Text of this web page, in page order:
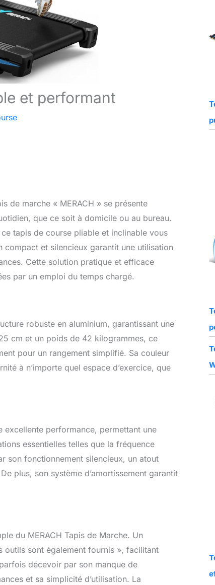
et performant
de marche « MERACH » se présente
que ce soit à domicile ou au bureau.
ce tapis de course pliable et inclinable vous
compact et silencieux garantit une utilisation
Cette solution pratique et efficace
par un emploi du temps chargé.
robuste en aluminium, garantissant une
cm et un poids de 42 kilogrammes, ce
pour un rangement simplifié. Sa couleur
à n’importe quel espace d’exercice, que
excellente performance, permettant une
essentielles telles que la fréquence
son fonctionnement silencieux, un atout
plus, son système d’amortissement garantit
du MERACH Tapis de Marche. Un
outils sont également fournis », facilitant
décevoir par son manque de
et sa simplicité d’utilisation. La